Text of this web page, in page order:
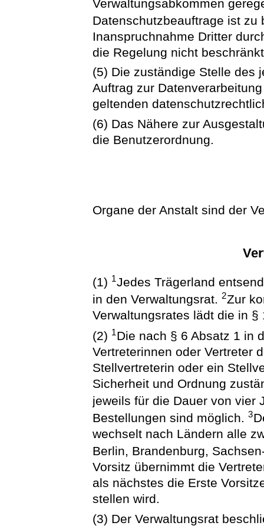
Verwaltungsabkommen
Datenschutzbeauftrage ist
Inanspruchnahme Dritter
die Regelung nicht
(5) Die zuständige Stelle des
Auftrag zur
geltenden
(6) Das Nähere zur
die Benutzerordnung.
Organe der Anstalt sind der
(1) 1Jedes Trägerland
in den Verwaltungsrat.2Zur
Verwaltungsrates lädt die in
(2) 1Die nach § 6 Absatz 1 in
Vertreterinnen oder Vertreter
Stellvertreterin oder ein
Sicherheit und Ordnung
jeweils für die Dauer von vier
Bestellungen sind möglich.3
wechselt nach Ländern alle
Berlin, Brandenburg,
Vorsitz übernimmt die
als nächstes die Erste
stellen wird.
(3) Der Verwaltungsrat